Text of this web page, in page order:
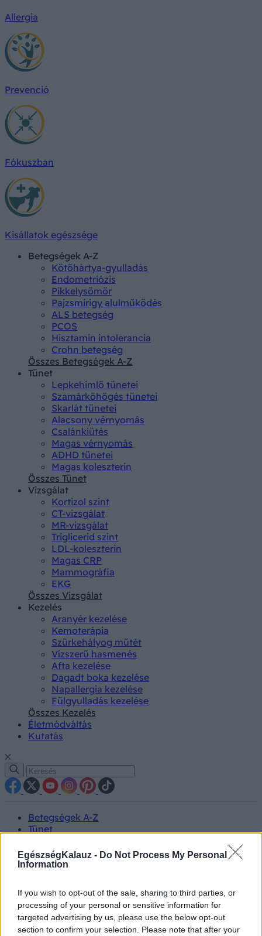
EgészségKalauz - Do Not Process My Personal
Information
If you wish to opt-out of the sale, sharing to third parties, or
processing of your personal or sensitive information for
targeted advertising by us, please use the below opt-out
section to confirm your selection. Please note that after your
Allergia
Prevenció
Fókuszban
Kisállatok egészsége
Betegségek A-Z
Kötőhártya-gyulladás
Endometriózis
Pikkelysömör
Pajzsmirigy alulműködés
ALS betegség
PCOS
Hisztamin intolerancia
Crohn betegség
Összes Betegségek A-Z
Tünet
Lepkehimlő tünetei
Szamárköhögés tünetei
Skarlát tünetei
Alacsony vérnyomás
Csalánkiütés
Magas vérnyomás
ADHD tünetei
Magas koleszterin
Összes Tünet
Vizsgálat
Kortizol szint
CT-vizsgálat
MR-vizsgálat
Triglicerid szint
LDL-koleszterin
Magas CRP
Mammográfia
EKG
Összes Vizsgálat
Kezelés
Aranyér kezelése
Kemoterápia
Szürkehályog műtét
Vízszerű hasmenés
Afta kezelése
Dagadt boka kezelése
Napallergia kezelése
Fülgyulladás kezelése
Összes Kezelés
Életmódváltás
Kutatás
Betegségek A-Z
Tünet
Kezelés
Életmódváltás
Prevenció
Hírek
Videók
Kisállatok egészsége